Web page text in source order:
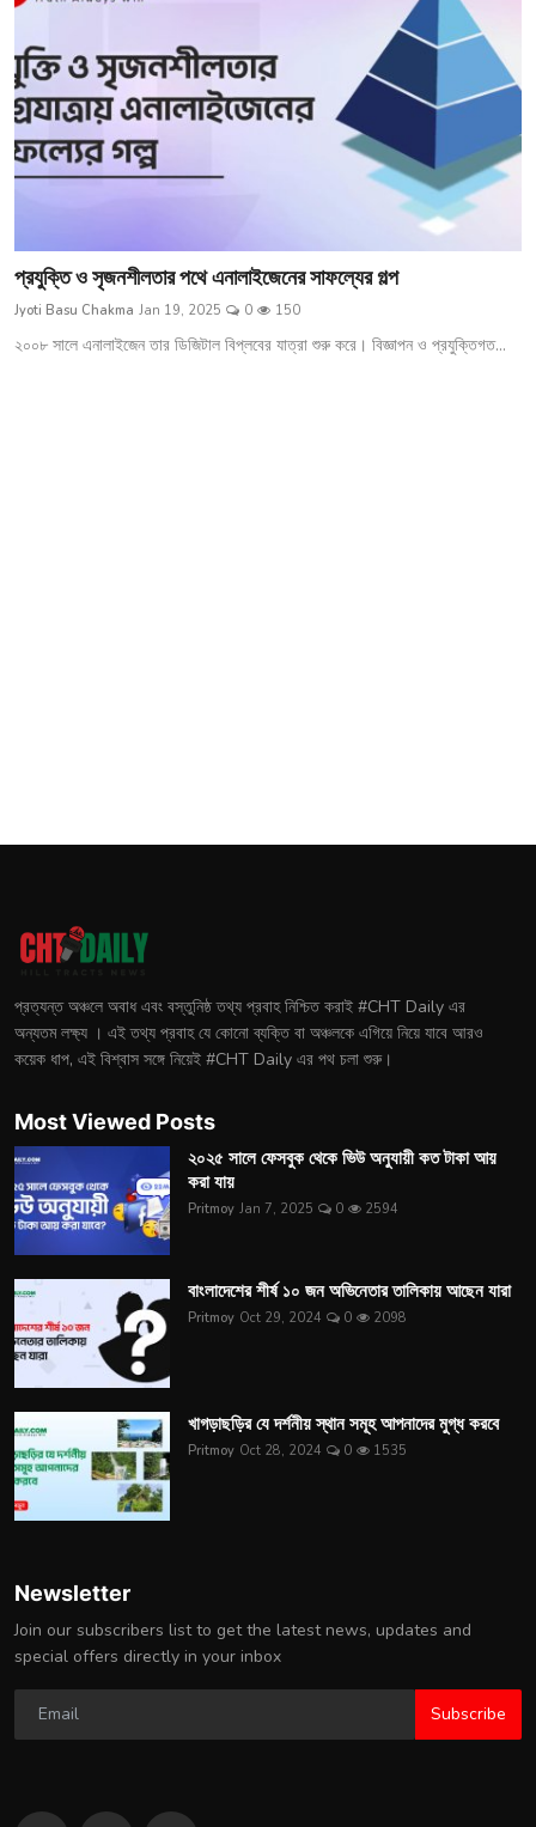
প্রযুক্তি ও সৃজনশীলতার পথে এনালাইজেনের সাফল্যের গল্প
Jyoti Basu Chakma Jan 19, 2025 0 150
২০০৮ সালে এনালাইজেন তার ডিজিটাল বিপ্লবের যাত্রা শুরু করে। বিজ্ঞাপন ও প্রযুক্তিগত...
প্রত্যন্ত অঞ্চলে অবাধ এবং বস্তুনিষ্ঠ তথ্য প্রবাহ নিশ্চিত করাই #CHT Daily এর
অন্যতম লক্ষ্য । এই তথ্য প্রবাহ যে কোনো ব্যক্তি বা অঞ্চলকে এগিয়ে নিয়ে যাবে আরও
কয়েক ধাপ, এই বিশ্বাস সঙ্গে নিয়েই #CHT Daily এর পথ চলা শুরু।
Most Viewed Posts
২০২৫ সালে ফেসবুক থেকে ভিউ অনুযায়ী কত টাকা আয়
করা যায়
Pritmoy Jan 7, 2025 0 2594
বাংলাদেশের শীর্ষ ১০ জন অভিনেতার তালিকায় আছেন যারা
Pritmoy Oct 29, 2024 0 2098
খাগড়াছড়ির যে দর্শনীয় স্থান সমূহ আপনাদের মুগ্ধ করবে
Pritmoy Oct 28, 2024 0 1535
Newsletter
Join our subscribers list to get the latest news, updates and
special offers directly in your inbox
Subscribe